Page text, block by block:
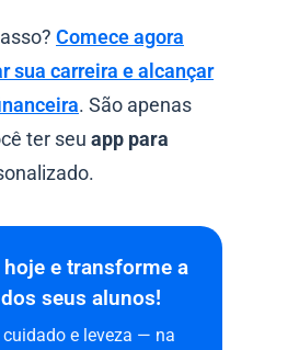
Comece agora
sua carreira e alcançar
. São apenas
ter seu app para
e transforme a
seus alunos!
e leveza — na